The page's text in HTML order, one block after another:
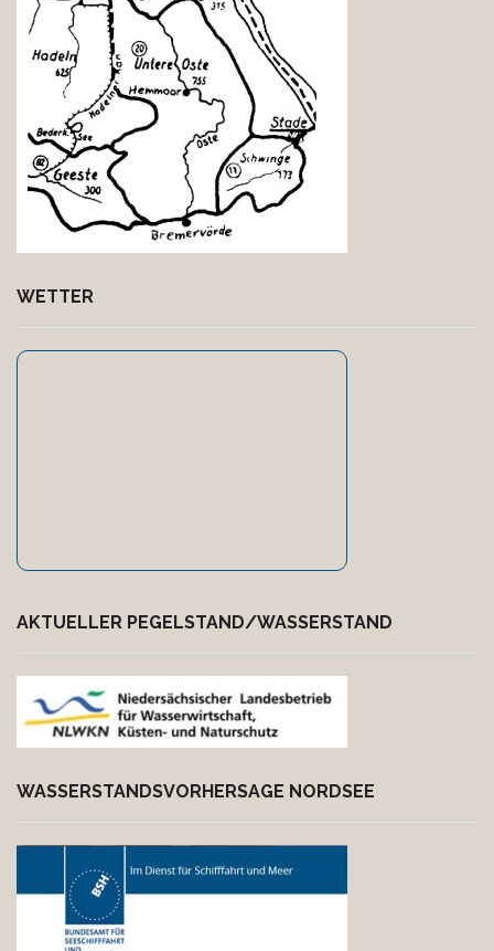
WETTER
AKTUELLER PEGELSTAND/WASSERSTAND
WASSERSTANDSVORHER­SAGE NORDSEE